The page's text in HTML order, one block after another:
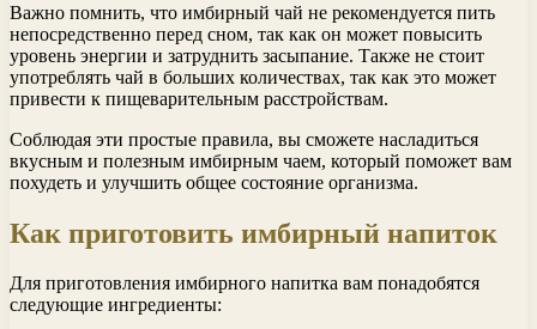
Важно помнить, что имбирный чай не рекомендуется пить
непосредственно перед сном, так как он может повысить
уровень энергии и затруднить засыпание. Также не стоит
употреблять чай в больших количествах, так как это может
привести к пищеварительным расстройствам.
Соблюдая эти простые правила, вы сможете насладиться
вкусным и полезным имбирным чаем, который поможет вам
похудеть и улучшить общее состояние организма.
Как приготовить имбирный напиток
Для приготовления имбирного напитка вам понадобятся
следующие ингредиенты: